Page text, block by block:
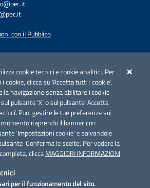
cookie tecnici e cookie analitici. Per
cookie, clicca su 'Accetta tutti i cookie'.
la navigazione senza abilitare i cookie
pulsante 'X' o sul pulsante 'Accetta
Puoi gestire le tue preferenze sui
riaprendo il banner con
'Impostazioni cookie' e salvandole
'Conferma le scelte'. Per vedere la
cliccaMAGGIORI INFORMAZIONI
per il funzionamento del sito.
con il Pubblico